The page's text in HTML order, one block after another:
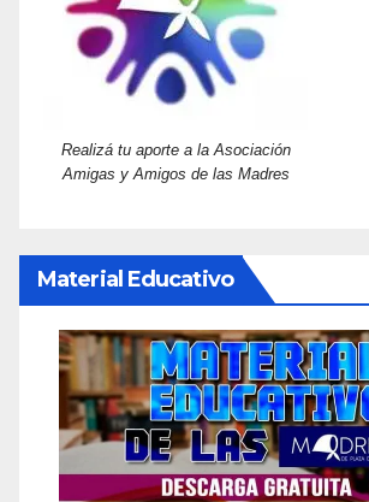
Realizá tu aporte a la Asociación
Amigas y Amigos de las Madres
Material Educativo